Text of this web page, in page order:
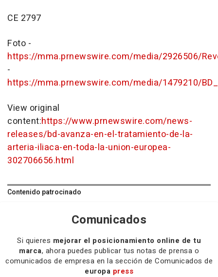
CE 2797
Foto -
https://mma.prnewswire.com/media/2926506/
-
https://mma.prnewswire.com/media/1479210/
View original
content:https://www.prnewswire.com/news-
releases/bd-avanza-en-el-tratamiento-de-la-
arteria-iliaca-en-toda-la-union-europea-
302706656.html
Contenido patrocinado
Comunicados
Si quieres mejorar el posicionamiento online de tu
marca, ahora puedes publicar tus notas de prensa o
comunicados de empresa en la sección de Comunicados de
europa press